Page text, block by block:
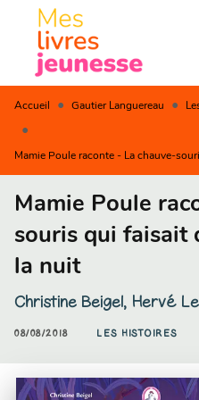
MENU
PIED DE PAGE
Accueil • Gautier Languereau •
•
Mamie Poule raconte - La chauve-
Mamie Poule
souris qui faisait
la nuit
Christine Beigel, Hervé
08/08/2018 LES HISTOIRES